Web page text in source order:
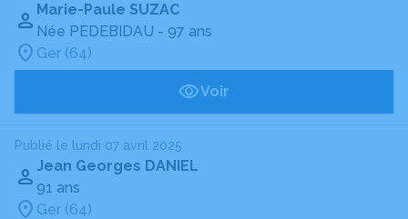
Marie-Paule SUZAC
Née PEDEBIDAU - 97 ans
Ger (64)
Voir
Publié le lundi 07 avril 2025
Jean Georges DANIEL
91 ans
Ger (64)